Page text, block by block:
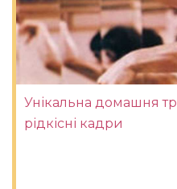
Унікальна домашня
рідкісні кадри